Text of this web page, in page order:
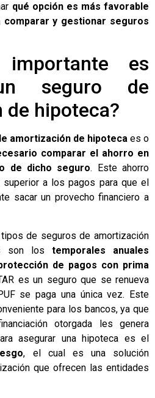
qué opción es más favorable
comparar y gestionar seguros
es
seguro de
hipoteca?
amortización de hipotecaes o
comparar el ahorro en
de dicho seguro. Este ahorro
a los pagos para que el
sacar un provecho financiero a
de seguros de amortización
son los temporales anuales
de pagos con prima
es un seguro que se renueva
se paga una única vez. Este
para los bancos, ya que
otorgada les genera
asegurar una hipoteca es el
, el cual es una solución
que ofrecen las entidades